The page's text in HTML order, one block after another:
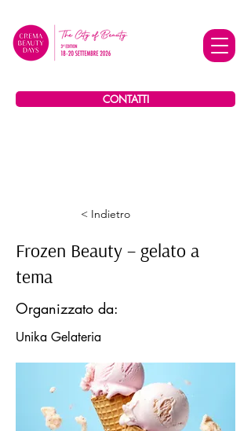
CONTATTI
< Indietro
Frozen Beauty – gelato a
tema
Organizzato da:
Unika Gelateria